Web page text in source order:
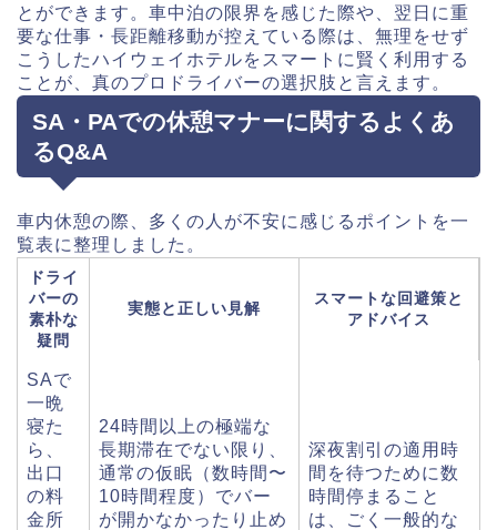
とができます。車中泊の限界を感じた際や、翌日に重
要な仕事・長距離移動が控えている際は、無理をせず
こうしたハイウェイホテルをスマートに賢く利用する
ことが、真のプロドライバーの選択肢と言えます。
SA・PAでの休憩マナーに関するよくあ
るQ&A
車内休憩の際、多くの人が不安に感じるポイントを一
覧表に整理しました。
ドライ
バーの
素朴な
疑問
実態と正しい見解
スマートな回避策と
アドバイス
SAで
一晩
寝た
ら、
出口
の料
金所
24時間以上の極端な
長期滞在でない限り、
通常の仮眠（数時間〜
10時間程度）でバー
が開かなかったり止め
深夜割引の適用時
間を待つために数
時間停まること
は、ごく一般的な